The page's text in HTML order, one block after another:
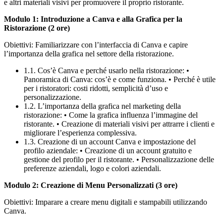
e altri materiali visivi per promuovere il proprio ristorante.
Modulo 1: Introduzione a Canva e alla Grafica per la
Ristorazione (2 ore)
Obiettivi: Familiarizzare con l’interfaccia di Canva e capire
l’importanza della grafica nel settore della ristorazione.
1.1. Cos’è Canva e perché usarlo nella ristorazione: •
Panoramica di Canva: cos’è e come funziona. • Perché è utile
per i ristoratori: costi ridotti, semplicità d’uso e
personalizzazione.
1.2. L’importanza della grafica nel marketing della
ristorazione: • Come la grafica influenza l’immagine del
ristorante. • Creazione di materiali visivi per attrarre i clienti e
migliorare l’esperienza complessiva.
1.3. Creazione di un account Canva e impostazione del
profilo aziendale: • Creazione di un account gratuito e
gestione del profilo per il ristorante. • Personalizzazione delle
preferenze aziendali, logo e colori aziendali.
Modulo 2: Creazione di Menu Personalizzati (3 ore)
Obiettivi: Imparare a creare menu digitali e stampabili utilizzando
Canva.